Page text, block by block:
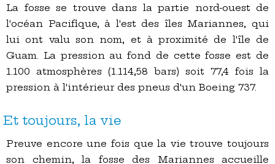
La fosse se trouve dans la partie nord-ouest de
l'océan Pacifique, à l'est des îles Mariannes, qui
lui ont valu son nom, et à proximité de l'île de
Guam. La pression au fond de cette fosse est de
1.100 atmosphères (1.114,58 bars) soit 77,4 fois la
pression à l'intérieur des pneus d'un Boeing 737.
Et toujours, la vie
Preuve encore une fois que la vie trouve toujours
son chemin, la fosse des Mariannes accueille